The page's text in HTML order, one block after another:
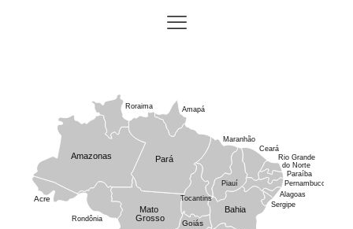
Acre
Alagoas
Amapá
Amazonas
Bahia
Ceará
Goiás
Maranhão
Mato
Grosso
Paraíba
Pará
Pernambuco
Piauí
Rio Grande
do Norte
Rondônia
Roraima
Sergipe
Tocantins